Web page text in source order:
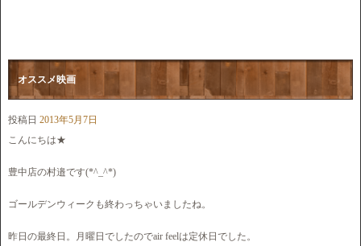
オススメ映画
投稿日 2013年5月7日
こんにちは★
豊中店の村邉です(*^_^*)
ゴールデンウィークも終わっちゃいましたね。
昨日の最終日。月曜日でしたのでair feelは定休日でした。